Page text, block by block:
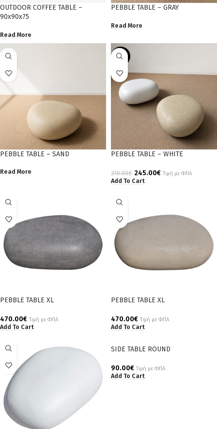
OUTDOOR COFFEE TABLE –
90x90x75
Read More
PEBBLE TABLE – GRAY
Read More
PEBBLE TABLE – SAND
Read More
-21%
PEBBLE TABLE – WHITE
310.00€ 245.00€ Τιμή με ΦΠΑ
Add To Cart
PEBBLE TABLE XL
470.00€ Τιμή με ΦΠΑ
Add To Cart
PEBBLE TABLE XL
470.00€ Τιμή με ΦΠΑ
Add To Cart
SIDE TABLE ROUND
90.00€ Τιμή με ΦΠΑ
Add To Cart